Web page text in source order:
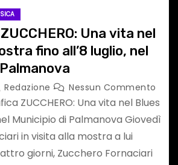
Una vita nel
fino all’8 luglio, nel
Redazione Nessun Commento
ZUCCHERO: Una vita nel Blues
Municipio di Palmanova Giovedì
in visita alla mostra a lui
giorni, Zucchero Fornaciari